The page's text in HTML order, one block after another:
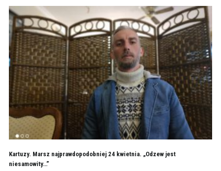
Kartuzy. Marsz najprawdopodobniej 24 kwietnia. „Odzew jest
niesamowity…”